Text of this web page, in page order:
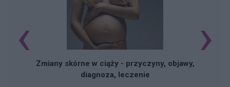
Zmiany skórne w ciąży - przyczyny, objawy,
diagnoza, leczenie
‹ ›